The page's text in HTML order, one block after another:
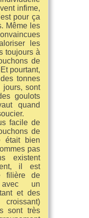
infime,
pour ça
Même les
les
toujours à
de
pourtant,
tonnes
sont
goulots
quand
facile de
de
était bien
pas
existent
il est
filière de
avec un
et des
sont très